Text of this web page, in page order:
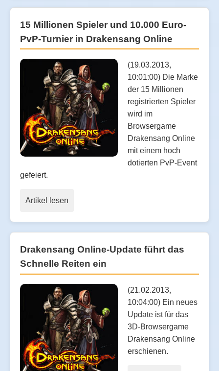
15 Millionen Spieler und 10.000 Euro-
PvP-Turnier in Drakensang Online
(19.03.2013,
10:01:00) Die Marke
der 15 Millionen
registrierten Spieler
wird im
Browsergame
Drakensang Online
mit einem hoch
dotierten PvP-Event
gefeiert.
Artikel lesen
Drakensang Online-Update führt das
Schnelle Reiten ein
(21.02.2013,
10:04:00) Ein neues
Update ist für das
3D-Browsergame
Drakensang Online
erschienen.